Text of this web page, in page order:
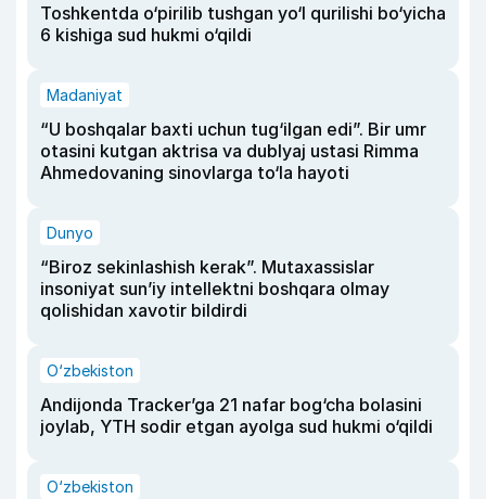
Toshkentda o‘pirilib tushgan yo‘l qurilishi bo‘yicha
6 kishiga sud hukmi o‘qildi
Madaniyat
“U boshqalar baxti uchun tug‘ilgan edi”. Bir umr
otasini kutgan aktrisa va dublyaj ustasi Rimma
Ahmedovaning sinovlarga to‘la hayoti
Dunyo
“Biroz sekinlashish kerak”. Mutaxassislar
insoniyat sun’iy intellektni boshqara olmay
qolishidan xavotir bildirdi
O‘zbekiston
Andijonda Tracker’ga 21 nafar bog‘cha bolasini
joylab, YTH sodir etgan ayolga sud hukmi o‘qildi
O‘zbekiston